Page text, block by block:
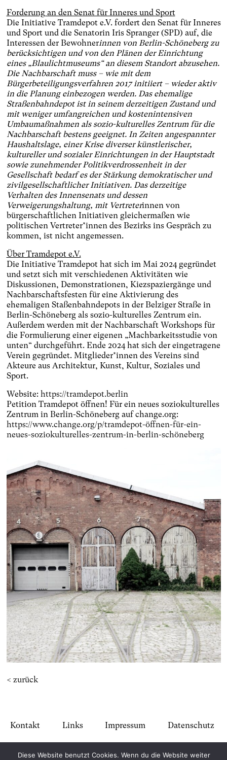
Forderung an den Senat für Inneres und Sport
Die Initiative Tramdepot e.V. fordert den Senat für Inneres
und Sport und die Senatorin Iris Spranger (SPD) auf, die
Interessen der Bewohnerinnen von Berlin-Schöneberg zu
berücksichtigen und von den Plänen der Einrichtung
eines „Blaulichtmuseums“ an diesem Standort abzusehen.
Die Nachbarschaft muss – wie mit dem
Bürgerbeteiligungsverfahren 2017 initiiert – wieder aktiv
in die Planung einbezogen werden. Das ehemalige
Straßenbahndepot ist in seinem derzeitigen Zustand und
mit weniger umfangreichen und kostenintensiven
Umbaumaßnahmen als sozio-kulturelles Zentrum für die
Nachbarschaft bestens geeignet. In Zeiten angespannter
Haushaltslage, einer Krise diverser künstlerischer,
kultureller und sozialer Einrichtungen in der Hauptstadt
sowie zunehmender Politikverdrossenheit in der
Gesellschaft bedarf es der Stärkung demokratischer und
zivilgesellschaftlicher Initiativen. Das derzeitige
Verhalten des Innensenats und dessen
Verweigerungshaltung, mit Vertreterinnen von
bürgerschaftlichen Initiativen gleichermaßen wie
politischen Vertreter*innen des Bezirks ins Gespräch zu
kommen, ist nicht angemessen.
Über Tramdepot e.V.
Die Initiative Tramdepot hat sich im Mai 2024 gegründet
und setzt sich mit verschiedenen Aktivitäten wie
Diskussionen, Demonstrationen, Kiezspaziergänge und
Nachbarschaftsfesten für eine Aktivierung des
ehemaligen Staßenbahndepots in der Belziger Straße in
Berlin-Schöneberg als sozio-kulturelles Zentrum ein.
Außerdem werden mit der Nachbarschaft Workshops für
die Formulierung einer eigenen „Machbarkeitsstudie von
unten“ durchgeführt. Ende 2024 hat sich der eingetragene
Verein gegründet. Mitglieder*innen des Vereins sind
Akteure aus Architektur, Kunst, Kultur, Soziales und
Sport.
Website: https://tramdepot.berlin
Petition Tramdepot öffnen! Für ein neues soziokulturelles
Zentrum in Berlin-Schöneberg auf change.org:
https://www.change.org/p/tramdepot-öffnen-für-ein-
neues-soziokulturelles-zentrum-in-berlin-schöneberg
< zurück
Kontakt Links Impressum Datenschutz
Diese Website benutzt Cookies. Wenn du die Website weiter